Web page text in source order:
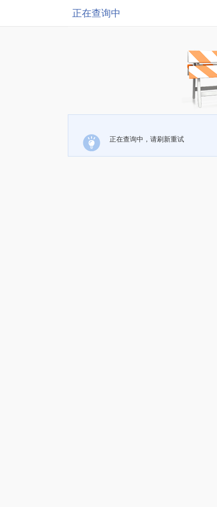
正在查询中
正在查询中，请刷新重试